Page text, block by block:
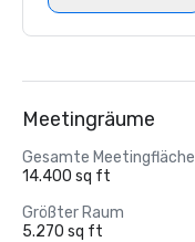
Meetingräume
Gesamte Meetingfläche
14.400 sq ft
Größter Raum
5.270 sq ft